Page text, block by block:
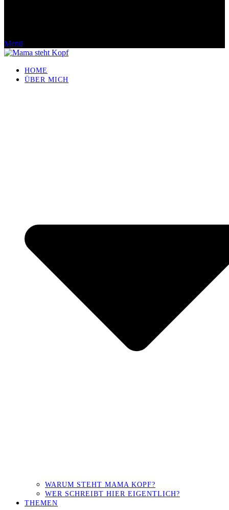
Menü
HOME
ÜBER MICH
WARUM STEHT MAMA KOPF?
WER SCHREIBT HIER EIGENTLICH?
THEMEN